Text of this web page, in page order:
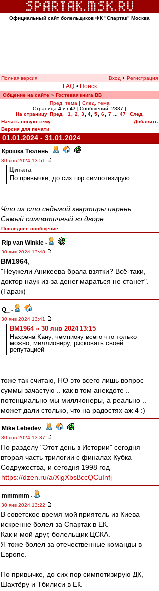
Официальный сайт болельщиков ФК "Спартак" Москва
Полная версия Вход • Регистрация
FAQ • Поиск
Общение на сайте » Гостевая книга ВВ
Пред. тема | След. тема
Страница 4 из 47 [ Сообщений: 2337 ]
На страницу Пред. 1 2 3 4, 5 6 7 47
След.
Начать новую тему
Добавить
Версия для печати
01.01.2024 - 31.01.2024
Крошка Тюлень -
30 янв 2024 13:51
Цитата
По привычке, до сих пор симпотизирую
Что из сто седьмой квартиры парень
Самый симпотичный во дворе
Последнее сообщение
Rip van Winkle -
30 янв 2024 13:48
BM1964
"Неужели Аникеева брала взятки? Всё-таки,
доктор наук из-за денег мараться не станет".
(Гараж)
Q_
-
30 янв 2024 13:41
BM1964 » 30 янв 2024 13:15
Нахрена Кану, чемпиону всего что только
можно, миллионеру, рисковать своей
репутацией
тоже так считаю, НО это всего лишь вопрос
суммы зачастую .. как в том анекдоте ..
потенциально мы миллионеры, а реально ..
может дали столько, что на радостях аж 4 :)
Mike Lebedev -
30 янв 2024 13:37
По разделу "Этот день в Истории" сегодня
вторая часть трилогии о финалах Кубка
Содружества, и сегодня 1998 год
https://dzen.ru/a/XigXbsBccQCuInfj
mmmmm -
30 янв 2024 13:22
В советское время мой приятель из Киева
искренне болел за Спартак в ЕК.
Как и мой друг, болельщик ЦСКА.
Я тоже болел за отечественные команды в
Европе.
По привычке, до сих пор симпотизирую ДК,
Шахтёру и Тбилиси в ЕК.